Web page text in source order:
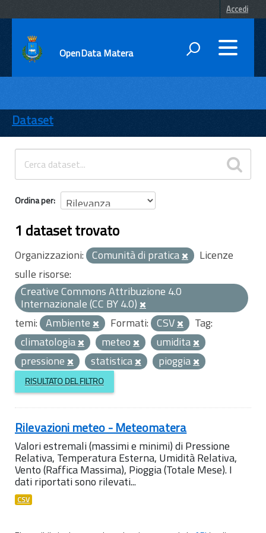
Accedi
OpenData Matera
ENTI
TEMI
INFORMAZIONI
Dataset
Ordina per
1 dataset trovato
Organizzazioni: Comunità di pratica
Licenze
sulle risorse:
Creative Commons Attribuzione 4.0
Internazionale (CC BY 4.0)
temi: Ambiente Formati: CSV
Tag:
climatologia
meteo
umidita
pressione
statistica pioggia
RISULTATO DEL FILTRO
Rilevazioni meteo - Meteomatera
Valori estremali (massimi e minimi) di Pressione
Relativa, Temperatura Esterna, Umidità Relativa,
Vento (Raffica Massima), Pioggia (Totale Mese). I
dati riportati sono rilevati...
CSV